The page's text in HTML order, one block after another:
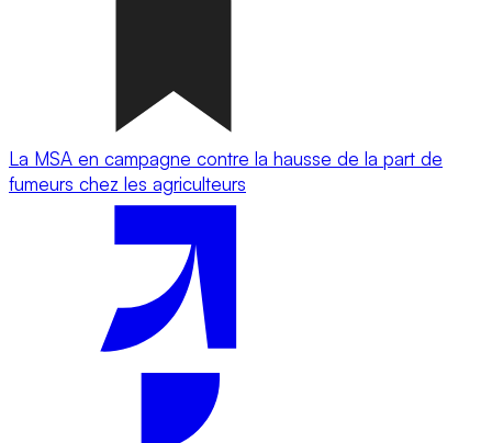
La MSA en campagne contre la hausse de la part de
fumeurs chez les agriculteurs